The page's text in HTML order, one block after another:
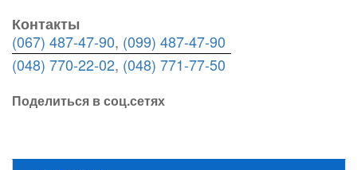
Контакты
(067) 487-47-90, (099) 487-47-90
(048) 770-22-02, (048) 771-77-50
Поделиться в соц.сетях